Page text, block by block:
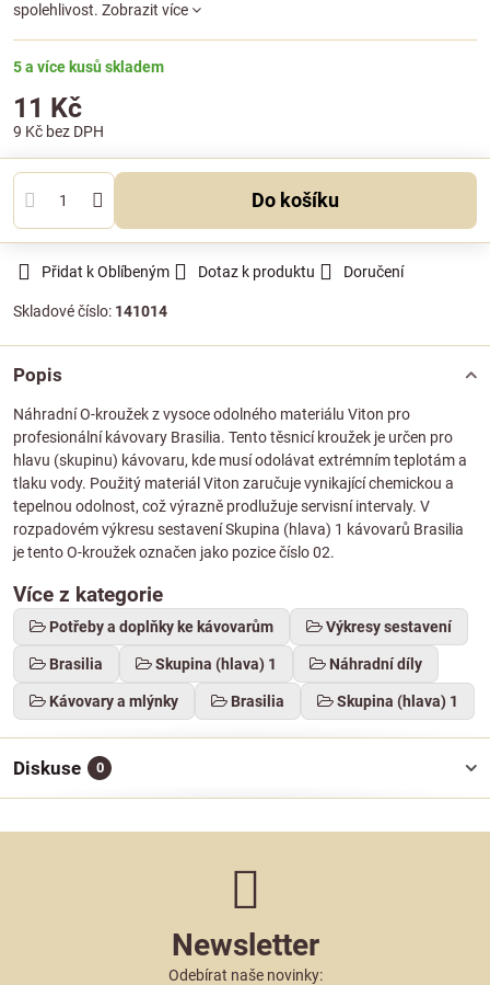
spolehlivost. Zobrazit více
5 a více kusů skladem
11 Kč
9 Kč bez DPH
Do košíku
Přidat k Oblíbeným Dotaz k produktu Doručení
Skladové číslo: 141014
Popis
Náhradní O-kroužek z vysoce odolného materiálu Viton pro
profesionální kávovary Brasilia. Tento těsnicí kroužek je určen pro
hlavu (skupinu) kávovaru, kde musí odolávat extrémním teplotám a
tlaku vody. Použitý materiál Viton zaručuje vynikající chemickou a
tepelnou odolnost, což výrazně prodlužuje servisní intervaly. V
rozpadovém výkresu sestavení Skupina (hlava) 1 kávovarů Brasilia
je tento O-kroužek označen jako pozice číslo 02.
Více z kategorie
Potřeby a doplňky ke kávovarům Výkresy sestavení
Brasilia Skupina (hlava) 1 Náhradní díly
Kávovary a mlýnky Brasilia Skupina (hlava) 1
Diskuse 0
Newsletter
Odebírat naše novinky: